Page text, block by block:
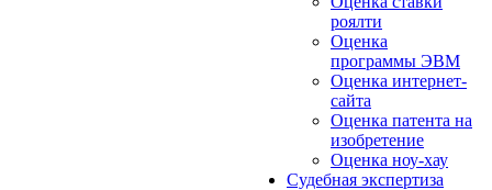
роялти
Оценка
программы ЭВМ
Оценка интернет-
сайта
Оценка патента на
изобретение
Оценка ноу-хау
Судебная экспертиза